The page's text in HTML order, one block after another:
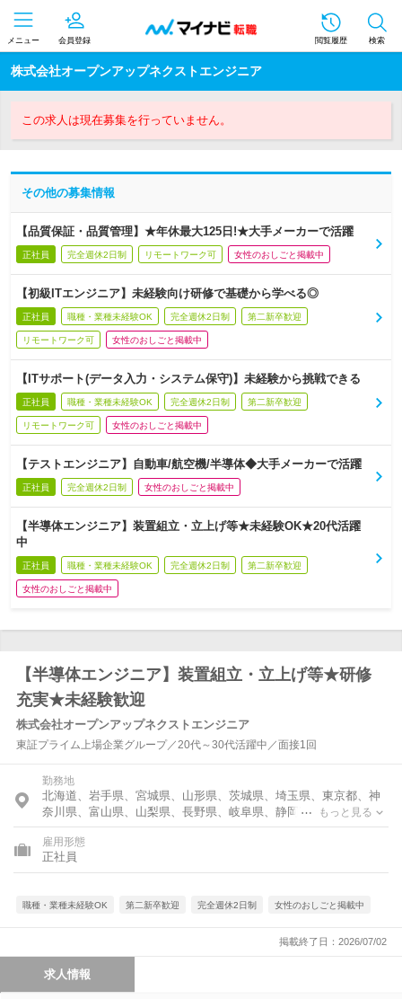
メニュー 会員登録 閲覧履歴 検索
株式会社オープンアップネクストエンジニア
この求人は現在募集を行っていません。
その他の募集情報
【品質保証・品質管理】★年休最大125日!★大手メーカーで活躍
正社員 完全週休2日制 リモートワーク可 女性のおしごと掲載中
【初級ITエンジニア】未経験向け研修で基礎から学べる◎
正社員 職種・業種未経験OK 完全週休2日制 第二新卒歓迎
リモートワーク可 女性のおしごと掲載中
【ITサポート(データ入力・システム保守)】未経験から挑戦できる
正社員 職種・業種未経験OK 完全週休2日制 第二新卒歓迎
リモートワーク可 女性のおしごと掲載中
【テストエンジニア】自動車/航空機/半導体◆大手メーカーで活躍
正社員 完全週休2日制 女性のおしごと掲載中
【半導体エンジニア】装置組立・立上げ等★未経験OK★20代活躍
中
正社員 職種・業種未経験OK 完全週休2日制 第二新卒歓迎
女性のおしごと掲載中
【半導体エンジニア】装置組立・立上げ等★研修
充実★未経験歓迎
株式会社オープンアップネクストエンジニア
東証プライム上場企業グループ／20代～30代活躍中／面接1回
勤務地
北海道、岩手県、宮城県、山形県、茨城県、埼玉県、東京都、神
奈川県、富山県、山梨県、長野県、岐阜県、静岡県、愛知県、三
重県、滋賀県、京都府、大阪府、兵庫県、岡山県、広島県、福岡
県、佐賀県、長崎県、熊本県、大分県、鹿児島県
もっと見る
雇用形態
正社員
職種・業種未経験OK 第二新卒歓迎 完全週休2日制 女性のおしごと掲載中
掲載終了日：2026/07/02
求人情報